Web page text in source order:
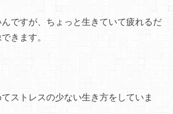
ですが、ちょっと生きていて疲れるだ
きます。
ストレスの少ない生き方をしていま